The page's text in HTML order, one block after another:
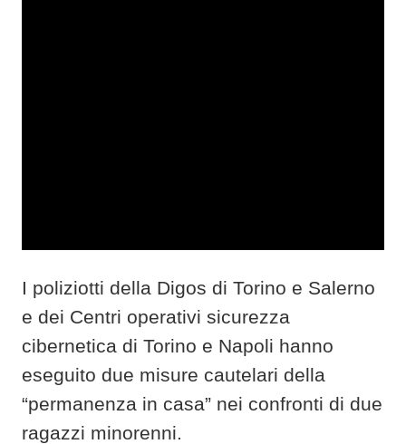
I poliziotti della Digos di Torino e Salerno
e dei Centri operativi sicurezza
cibernetica di Torino e Napoli hanno
eseguito due misure cautelari della
“permanenza in casa” nei confronti di due
ragazzi minorenni.